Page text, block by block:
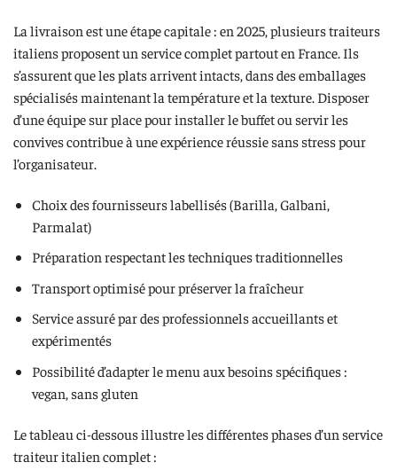
La livraison est une étape capitale : en 2025, plusieurs traiteurs
italiens proposent un service complet partout en France. Ils
s’assurent que les plats arrivent intacts, dans des emballages
spécialisés maintenant la température et la texture. Disposer
d’une équipe sur place pour installer le buffet ou servir les
convives contribue à une expérience réussie sans stress pour
l’organisateur.
Choix des fournisseurs labellisés (Barilla, Galbani,
Parmalat)
Préparation respectant les techniques traditionnelles
Transport optimisé pour préserver la fraîcheur
Service assuré par des professionnels accueillants et
expérimentés
Possibilité d’adapter le menu aux besoins spécifiques :
vegan, sans gluten
Le tableau ci-dessous illustre les différentes phases d’un service
traiteur italien complet :